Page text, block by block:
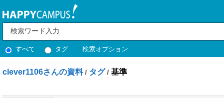
すべて タグ 検索オプション
clever1106さんの資料 / タグ / 基準